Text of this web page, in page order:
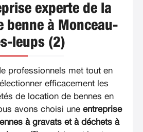
experte de la
benne à Monceau-
leups (2)
professionnels met tout en
efficacement les
de location de bennes en
avons choisi une entreprise
à gravats et à déchets à